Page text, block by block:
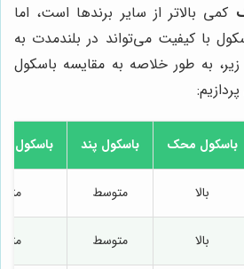
کمی بالاتر از سایر برندها است، اما
با کیفیت می‌تواند در بلندمدت به
به طور خلاصه به مقایسه باسکول
باسکول محک باسکول پند باسکول
بالا متوسط
بالا متوسط